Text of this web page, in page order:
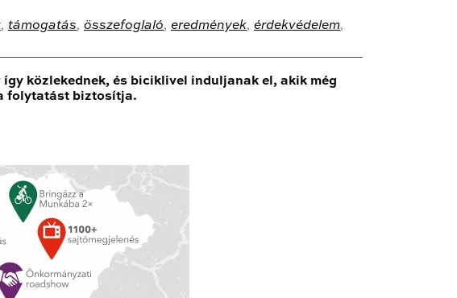
, támogatás, összefoglaló, eredmények, érdekvédelem,
közlekednek, és biciklivel induljanak el, akik még
folytatást biztosítja.